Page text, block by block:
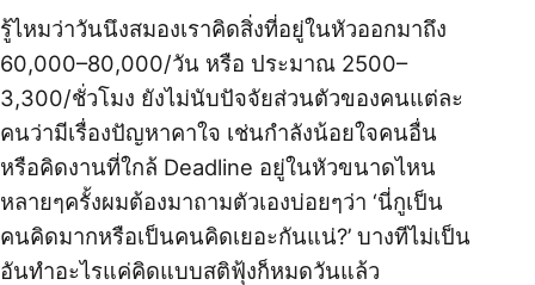
รู้ไหมว่าวันนึงสมองเราคิดสิ่งที่อยู่ในหัวออกมาถึง
60,000–80,000/วัน หรือ ประมาณ 2500–
3,300/ชั่วโมง ยังไม่นับปัจจัยส่วนตัวของคนแต่ละ
คนว่ามีเรื่องปัญหาคาใจ เช่นกำลังน้อยใจคนอื่น
หรือคิดงานที่ใกล้ Deadline อยู่ในหัวขนาดไหน
หลายๆครั้งผมต้องมาถามตัวเองบ่อยๆว่า ‘นี่กูเป็น
คนคิดมากหรือเป็นคนคิดเยอะกันแน่?’ บางทีไม่เป็น
อันทำอะไรแค่คิดแบบสติฟุ้งก็หมดวันแล้ว